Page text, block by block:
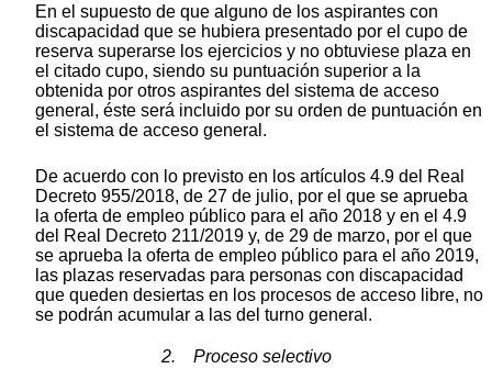
En el supuesto de que alguno de los aspirantes con
discapacidad que se hubiera presentado por el cupo de
reserva superarse los ejercicios y no obtuviese plaza en
el citado cupo, siendo su puntuación superior a la
obtenida por otros aspirantes del sistema de acceso
general, éste será incluido por su orden de puntuación en
el sistema de acceso general.
De acuerdo con lo previsto en los artículos 4.9 del Real
Decreto 955/2018, de 27 de julio, por el que se aprueba
la oferta de empleo público para el año 2018 y en el 4.9
del Real Decreto 211/2019 y, de 29 de marzo, por el que
se aprueba la oferta de empleo público para el año 2019,
las plazas reservadas para personas con discapacidad
que queden desiertas en los procesos de acceso libre, no
se podrán acumular a las del turno general.
2. Proceso selectivo